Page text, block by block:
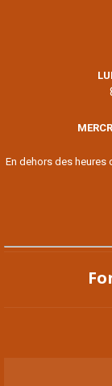
En dehors des heures